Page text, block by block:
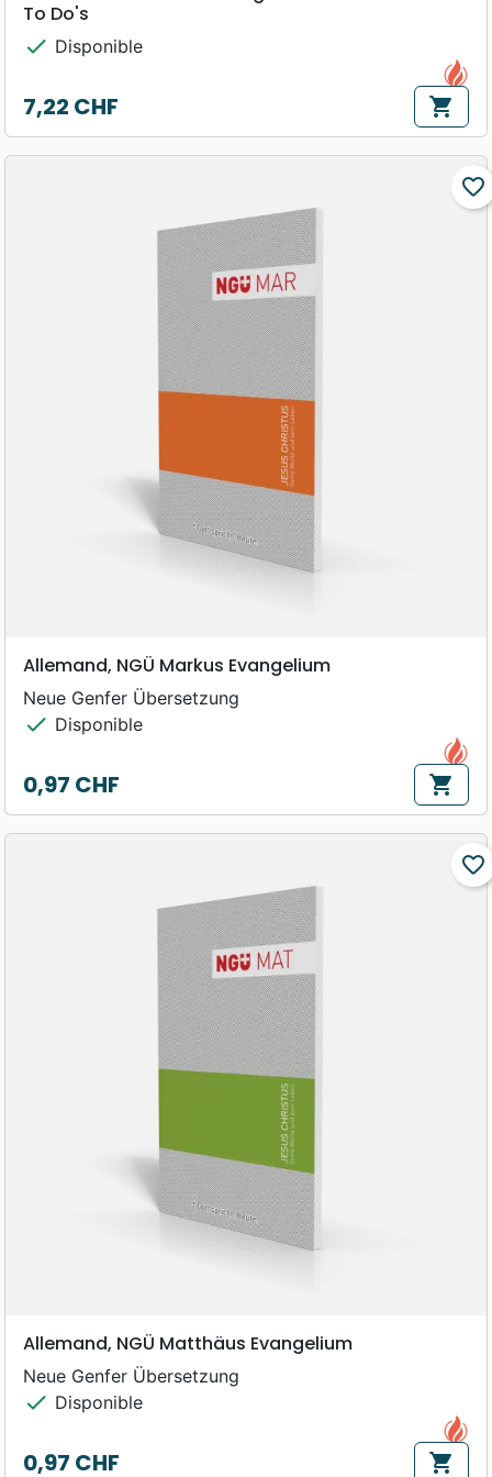
To Do's
check Disponible
Prix
7,22 CHF shopping_cart
favorite_border
Allemand, NGÜ Markus Evangelium
Neue Genfer Übersetzung
check Disponible
Prix
0,97 CHF shopping_cart
favorite_border
Allemand, NGÜ Matthäus Evangelium
Neue Genfer Übersetzung
check Disponible
0,97 CHF shopping_cart